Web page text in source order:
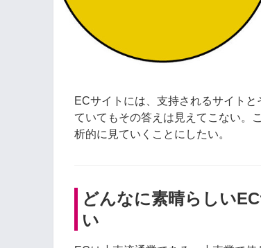
ECサイトには、支持されるサイト
ていてもその答えは見えてこない。
析的に見ていくことにしたい。
どんなに素晴らしい
い